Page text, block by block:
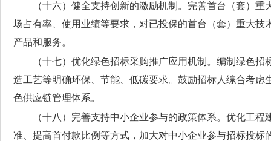
（十六）健全支持创新的激励机制。 完善首台（套）重
场占有率、使用业绩等要求，对已投保的首台（套）重大
产品和服务。
（十七）优化绿色招标采购推广应用机制。 编制绿色招
造工艺等明确环保、节能、低碳要求。鼓励招标人综合考
色供应链管理体系。
（十八）完善支持中小企业参与的政策体系。 优化工程
准、提高首付款比例等方式，加大对中小企业参与招标投